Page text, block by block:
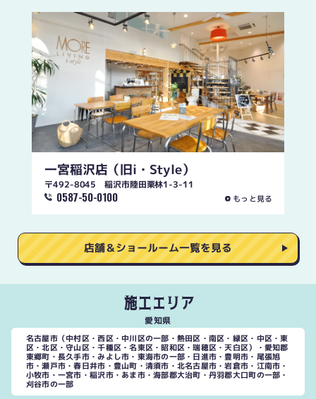
一宮稲沢店 （旧i・Style）
〒492-8045 稲沢市陸田栗林1-3-11
0587-50-0100 もっと見る
店舗＆ショールーム一覧を見る
施工エリア
愛知県
名古屋市（中村区・西区・中川区の一部・熱田区・南区・緑区・中区・東
区・北区・守山区・千種区・名東区・昭和区・瑞穂区・天白区）・愛知郡
東郷町・長久手市・みよし市・東海市の一部・日進市・豊明市・尾張旭
市・瀬戸市・春日井市・豊山町・清須市・北名古屋市・岩倉市・江南市・
小牧市・一宮市・稲沢市・あま市・海部郡大治町・丹羽郡大口町の一部・
刈谷市の一部